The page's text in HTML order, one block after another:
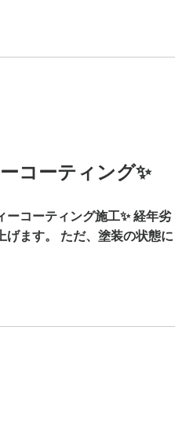
コーティング✨
ーコーティング施工✨ 経年劣
げます。 ただ、塗装の状態に